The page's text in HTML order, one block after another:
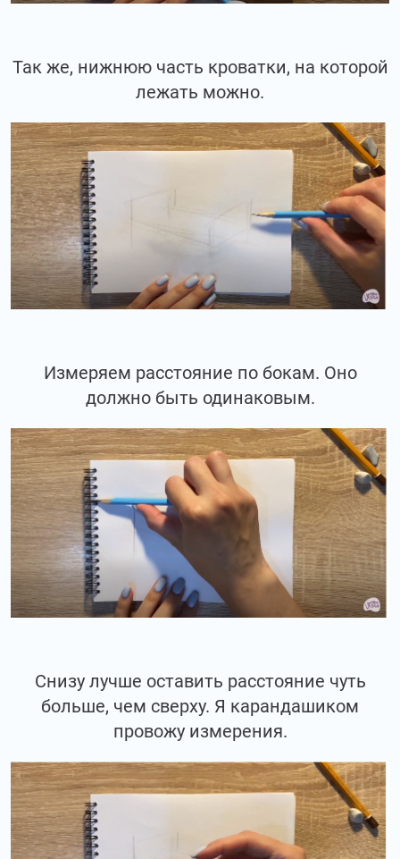
Так же, нижнюю часть кроватки, на которой
лежать можно.
Измеряем расстояние по бокам. Оно
должно быть одинаковым.
Снизу лучше оставить расстояние чуть
больше, чем сверху. Я карандашиком
провожу измерения.